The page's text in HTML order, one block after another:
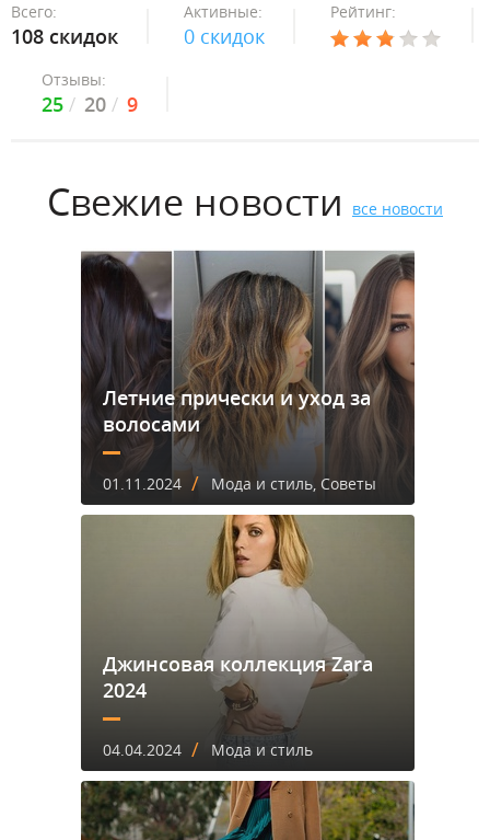
Всего:
108 скидок
Активные:
0 скидок
Рейтинг:
Отзывы:
25 20 9
Свежие новости все новости
Летние прически и уход за
волосами
01.11.2024 / Мода и стиль, Советы
Джинсовая коллекция Zara
2024
04.04.2024 / Мода и стиль